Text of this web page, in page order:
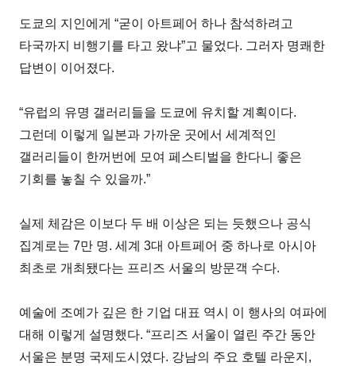
도쿄의 지인에게 “굳이 아트페어 하나 참석하려고
타국까지 비행기를 타고 왔냐”고 물었다. 그러자 명쾌한
답변이 이어졌다.
“유럽의 유명 갤러리들을 도쿄에 유치할 계획이다.
그런데 이렇게 일본과 가까운 곳에서 세계적인
갤러리들이 한꺼번에 모여 페스티벌을 한다니 좋은
기회를 놓칠 수 있을까.”
실제 체감은 이보다 두 배 이상은 되는 듯했으나 공식
집계로는 7만 명. 세계 3대 아트페어 중 하나로 아시아
최초로 개최됐다는 프리즈 서울의 방문객 수다.
예술에 조예가 깊은 한 기업 대표 역시 이 행사의 여파에
대해 이렇게 설명했다. “프리즈 서울이 열린 주간 동안
서울은 분명 국제도시였다. 강남의 주요 호텔 라운지,